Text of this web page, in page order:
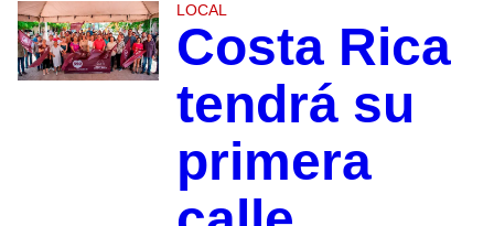
LOCAL
Costa Rica
tendrá su
primera